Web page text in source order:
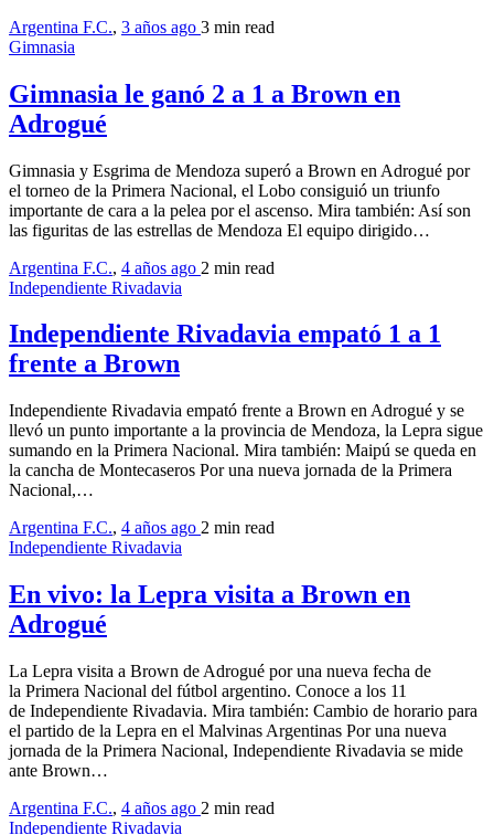
Argentina F.C., 3 años ago 3 min read
Gimnasia
Gimnasia le ganó 2 a 1 a Brown en
Adrogué
Gimnasia y Esgrima de Mendoza superó a Brown en Adrogué por
el torneo de la Primera Nacional, el Lobo consiguió un triunfo
importante de cara a la pelea por el ascenso. Mira también: Así son
las figuritas de las estrellas de Mendoza El equipo dirigido…
Argentina F.C., 4 años ago 2 min read
Independiente Rivadavia
Independiente Rivadavia empató 1 a 1
frente a Brown
Independiente Rivadavia empató frente a Brown en Adrogué y se
llevó un punto importante a la provincia de Mendoza, la Lepra sigue
sumando en la Primera Nacional. Mira también: Maipú se queda en
la cancha de Montecaseros Por una nueva jornada de la Primera
Nacional,…
Argentina F.C., 4 años ago 2 min read
Independiente Rivadavia
En vivo: la Lepra visita a Brown en
Adrogué
La Lepra visita a Brown de Adrogué por una nueva fecha de
la Primera Nacional del fútbol argentino. Conoce a los 11
de Independiente Rivadavia. Mira también: Cambio de horario para
el partido de la Lepra en el Malvinas Argentinas Por una nueva
jornada de la Primera Nacional, Independiente Rivadavia se mide
ante Brown…
Argentina F.C., 4 años ago 2 min read
Independiente Rivadavia